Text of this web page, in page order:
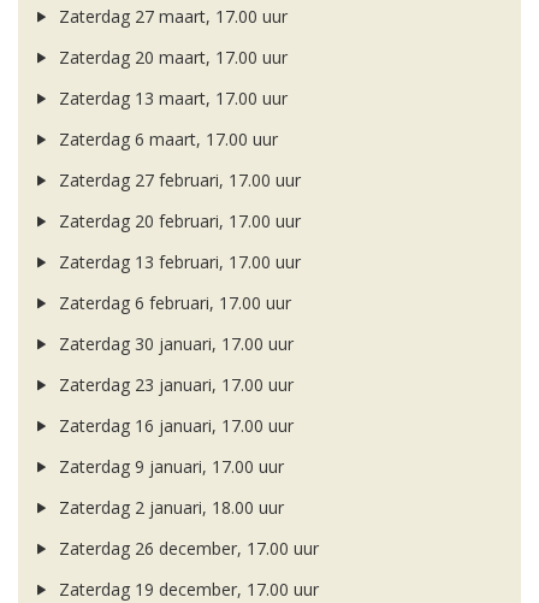
Zaterdag 27 maart, 17.00 uur
Zaterdag 20 maart, 17.00 uur
Zaterdag 13 maart, 17.00 uur
Zaterdag 6 maart, 17.00 uur
Zaterdag 27 februari, 17.00 uur
Zaterdag 20 februari, 17.00 uur
Zaterdag 13 februari, 17.00 uur
Zaterdag 6 februari, 17.00 uur
Zaterdag 30 januari, 17.00 uur
Zaterdag 23 januari, 17.00 uur
Zaterdag 16 januari, 17.00 uur
Zaterdag 9 januari, 17.00 uur
Zaterdag 2 januari, 18.00 uur
Zaterdag 26 december, 17.00 uur
Zaterdag 19 december, 17.00 uur